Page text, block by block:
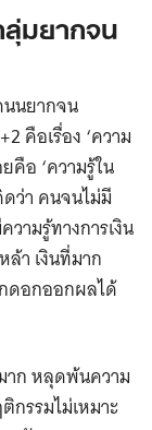
มยากจน
นนยากจน
คือเรื่อง ‘ความ
คือ ‘ความรู้ใน
ว่า คนจนไม่มี
ามรู้ทางการเงิน
า เงินที่มาก
ดอกออกผลได้
าก หลุดพ้นความ
กรรมไม่เหมาะ